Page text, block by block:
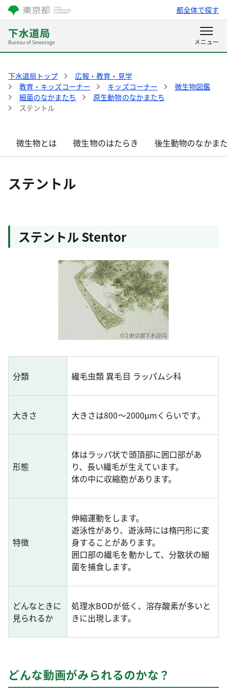
都全体で探す
下水道局トップ
広報・教育・見学
教育・キッズコーナー
キッズコーナー
微生物図鑑
細菌のなかまたち
原生動物のなかまたち
ステントル
微生物とは 微生物のはたらき 後生動物のなかま
ステントル
ステントル Stentor
分類 繊毛虫類 異毛目 ラッパムシ科
大きさ 大きさは800～2000μmくらいです。
形態
体はラッパ状で頭頂部に囲口部があ
り、長い繊毛が生えています。
体の中に収縮胞があります。
特徴
伸縮運動をします。
遊泳性があり、遊泳時には楕円形に変
身することがあります。
囲口部の繊毛を動かして、分散状の細
菌を捕食します。
どんなときに
見られるか
処理水BODが低く、溶存酸素が多いと
きに出現します。
どんな動画がみられるのかな？